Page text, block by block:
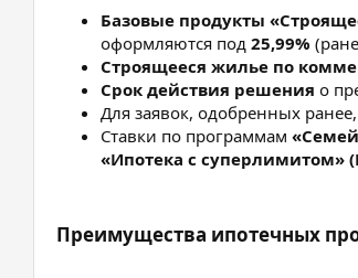
Базовые продукты
оформляются под 25,99%
Строящееся жилье по
Срок действия решения о
Для заявок, одобренных
Ставки по программам
«Ипотека с суперлимитом»
Преимущества ипотечных